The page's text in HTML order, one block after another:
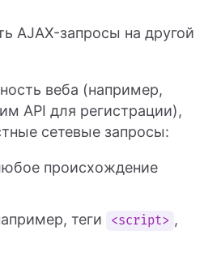
AJAX-запросы на другой
веба (например,
API для регистрации),
сетевые запросы:
происхождение
теги
<script> ,